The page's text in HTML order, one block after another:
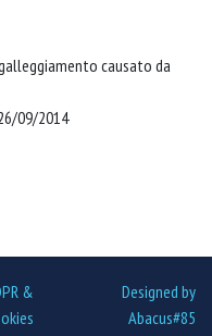
galleggiamento causato da
09/2014
&
Designed by
Abacus#85